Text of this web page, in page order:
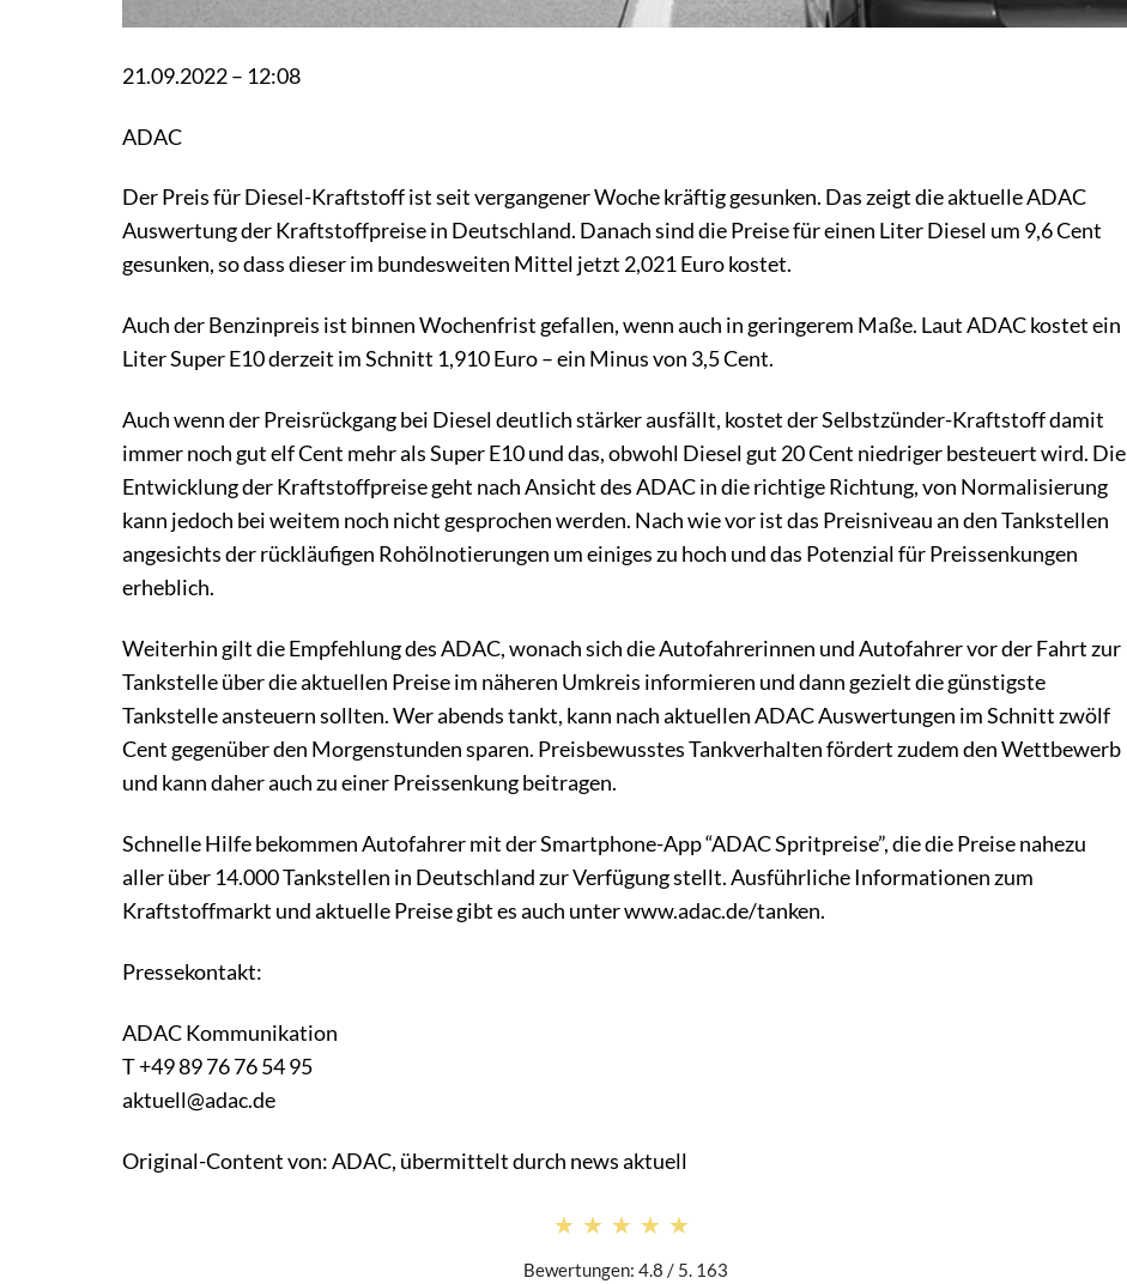
21.09.2022 – 12:08
ADAC
Der Preis für Diesel-Kraftstoff ist seit vergangener Woche kräftig gesunken. Das zeigt die aktuelle ADAC
Auswertung der Kraftstoffpreise in Deutschland. Danach sind die Preise für einen Liter Diesel um 9,6 Cent
gesunken, so dass dieser im bundesweiten Mittel jetzt 2,021 Euro kostet.
Auch der Benzinpreis ist binnen Wochenfrist gefallen, wenn auch in geringerem Maße. Laut ADAC kostet ein
Liter Super E10 derzeit im Schnitt 1,910 Euro – ein Minus von 3,5 Cent.
Auch wenn der Preisrückgang bei Diesel deutlich stärker ausfällt, kostet der Selbstzünder-Kraftstoff damit
immer noch gut elf Cent mehr als Super E10 und das, obwohl Diesel gut 20 Cent niedriger besteuert wird. Die
Entwicklung der Kraftstoffpreise geht nach Ansicht des ADAC in die richtige Richtung, von Normalisierung
kann jedoch bei weitem noch nicht gesprochen werden. Nach wie vor ist das Preisniveau an den Tankstellen
angesichts der rückläufigen Rohölnotierungen um einiges zu hoch und das Potenzial für Preissenkungen
erheblich.
Weiterhin gilt die Empfehlung des ADAC, wonach sich die Autofahrerinnen und Autofahrer vor der Fahrt zur
Tankstelle über die aktuellen Preise im näheren Umkreis informieren und dann gezielt die günstigste
Tankstelle ansteuern sollten. Wer abends tankt, kann nach aktuellen ADAC Auswertungen im Schnitt zwölf
Cent gegenüber den Morgenstunden sparen. Preisbewusstes Tankverhalten fördert zudem den Wettbewerb
und kann daher auch zu einer Preissenkung beitragen.
Schnelle Hilfe bekommen Autofahrer mit der Smartphone-App “ADAC Spritpreise”, die die Preise nahezu
aller über 14.000 Tankstellen in Deutschland zur Verfügung stellt. Ausführliche Informationen zum
Kraftstoffmarkt und aktuelle Preise gibt es auch unter www.adac.de/tanken.
Pressekontakt:
ADAC Kommunikation
T +49 89 76 76 54 95
aktuell@adac.de
Original-Content von: ADAC, übermittelt durch news aktuell
★★★★★
★★★★★
Bewertungen: 4.8 / 5. 163